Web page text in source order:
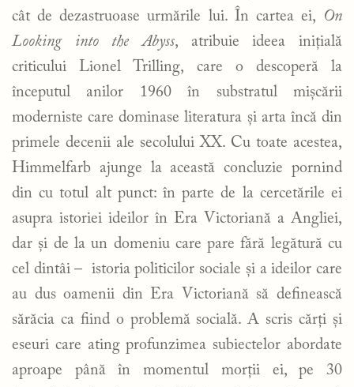
cât de dezastruoase urmările lui. În cartea ei, On
Looking into the Abyss, atribuie ideea inițială
criticului Lionel Trilling, care o descoperă la
începutul anilor 1960 în substratul mișcării
moderniste care dominase literatura și arta încă din
primele decenii ale secolului XX. Cu toate acestea,
Himmelfarb ajunge la această concluzie pornind
din cu totul alt punct: în parte de la cercetările ei
asupra istoriei ideilor în Era Victoriană a Angliei,
dar și de la un domeniu care pare fără legătură cu
cel dintâi – istoria politicilor sociale și a ideilor care
au dus oamenii din Era Victoriană să definească
sărăcia ca fiind o problemă socială. A scris cărți și
eseuri care ating profunzimea subiectelor abordate
aproape până în momentul morții ei, pe 30